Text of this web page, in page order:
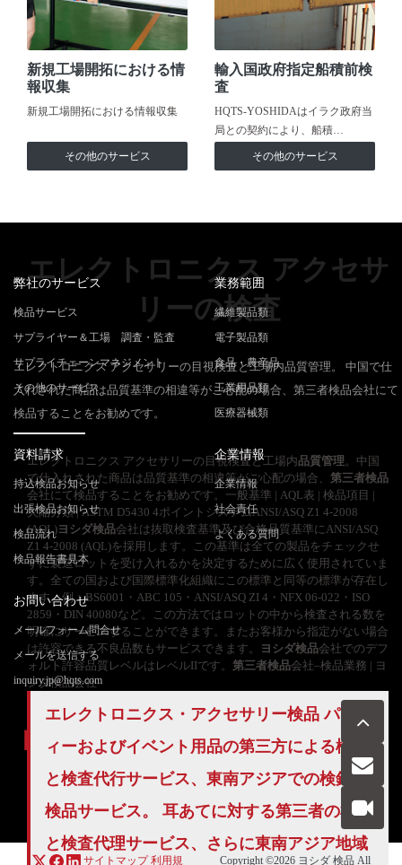
新規工場開拓における情
報収集
新規工場開拓における情報収集
その他のサービス
輸入国政府指定船積前検
査
HQTS-YOSHIDAはイラク政府当
局との契約により、船積…
その他のサービス
エレクトロニクス アクセサ
リーの検査
エレクトロニクス アクセサリーの目視検査と工場内品質管理。 中国で仕
入れされた商品は品質基準の相違等がご心配の場合、第三者検品会社にて
検品することをお勧めです。
エレクトロニクス アクセサリーの目視検査と工場内品質管理 。中国
で仕入れされた商品は品質基準の相違等がご心配の場合、 第三者検品
会社にて検品することをお勧めです。一般基準 | AQL表 | 検品項目 |
欠陥分類 | ASTM D5430 4ポイントシステムANSI/ASQ Z1 4-2008
(AQL)ヨシダ検品会社は抜取検査基準及び合格品質基準にANSI/ASQ
Z1 4-2008 (AQL)を採用します。この基準は全ての製品をチェックせ
ずに製造ロットを受け入れるかを決定するために広く使用されていま
す。全ての国および国際標準化組織にこの標準と同等の標準が存在し
ます。例：BS6001・ABC 105・ANSI/ASQ ZI 4・NFX 06-022・ISO
2859・DIN 40080など。この方法ではロットの中から検査される数を
明確にサービスすることができます。またお客様から指定がない場合
は許容できる不良品数もサービスできます。
ヨシダ検品会社でのデフ
ォルト許容品質レベルはレベルIIです。 第三者検品会社–検品業務 | ヨ
シダ検品会社
エレクトロニクス・アクセサリー検品 パーテ
ィーおよびイベント用品の第三方による検品
と検査代行サービス、東南アジアでの検針と
検品サービス。 耳あてに対する第三者の検品
と検査代理サービス、さらに東南アジア地域
弊社のサービス
検品サービス
サプライヤー＆工場 調査・監査
サプライチェーンマネジメント
その他のサービス
業務範囲
繊維製品類
電子製品類
食品・農産品
工業用品類
医療器械類
資料請求
持込検品お知らせ
出張検品お知らせ
検品流れ
検品報告書見本
企業情報
企業情報
社会責任
よくある質問
お問い合わせ
メールフォーム問合せ
メールを送信する
inquiry.jp@hqts.com
お電話でのお問い合わせ
050-5840-2657
お問い合わせ
サイトマップ 利用規 Copyright ©2026 ヨシダ 検品 All